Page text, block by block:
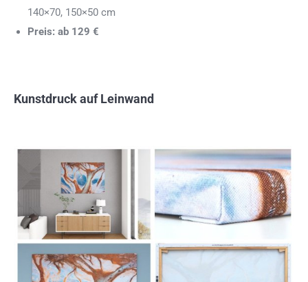
140×70, 150×50 cm
Preis: ab 129 €
Kunstdruck auf Leinwand